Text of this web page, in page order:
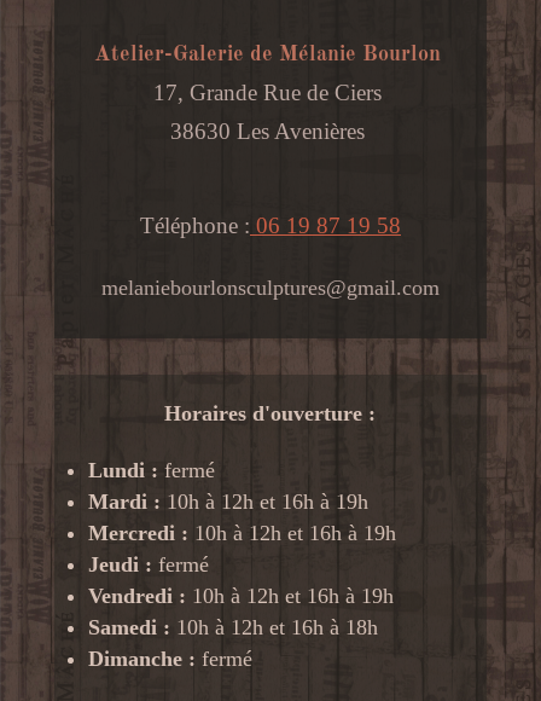
Atelier-Galerie de Mélanie Bourlon
17, Grande Rue de Ciers
38630 Les Avenières
Téléphone : 06 19 87 19 58
melaniebourlonsculptures@gmail.com
Horaires d'ouverture :
Lundi : fermé
Mardi : 10h à 12h et 16h à 19h
Mercredi : 10h à 12h et 16h à 19h
Jeudi : fermé
Vendredi : 10h à 12h et 16h à 19h
Samedi : 10h à 12h et 16h à 18h
Dimanche : fermé